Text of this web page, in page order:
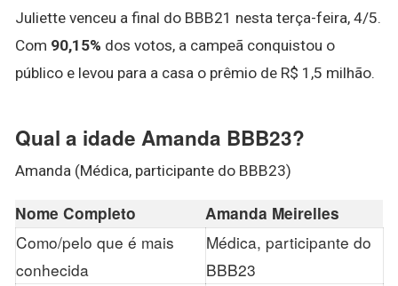
Juliette venceu a final do BBB21 nesta terça-feira, 4/5.
Com 90,15% dos votos, a campeã conquistou o
público e levou para a casa o prêmio de R$ 1,5 milhão.
Qual a idade Amanda BBB23?
Amanda (Médica, participante do BBB23)
Nome Completo Amanda Meirelles
Como/pelo que é mais
conhecida
Médica, participante do
BBB23